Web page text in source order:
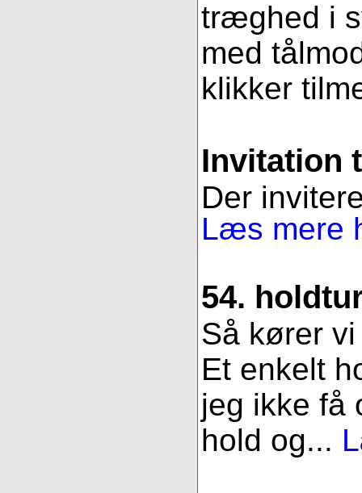
træghed i
med
klikker
Invitation
Der
Læs mere
54.
Så kører
Et enkelt
jeg ikke få
hold og...